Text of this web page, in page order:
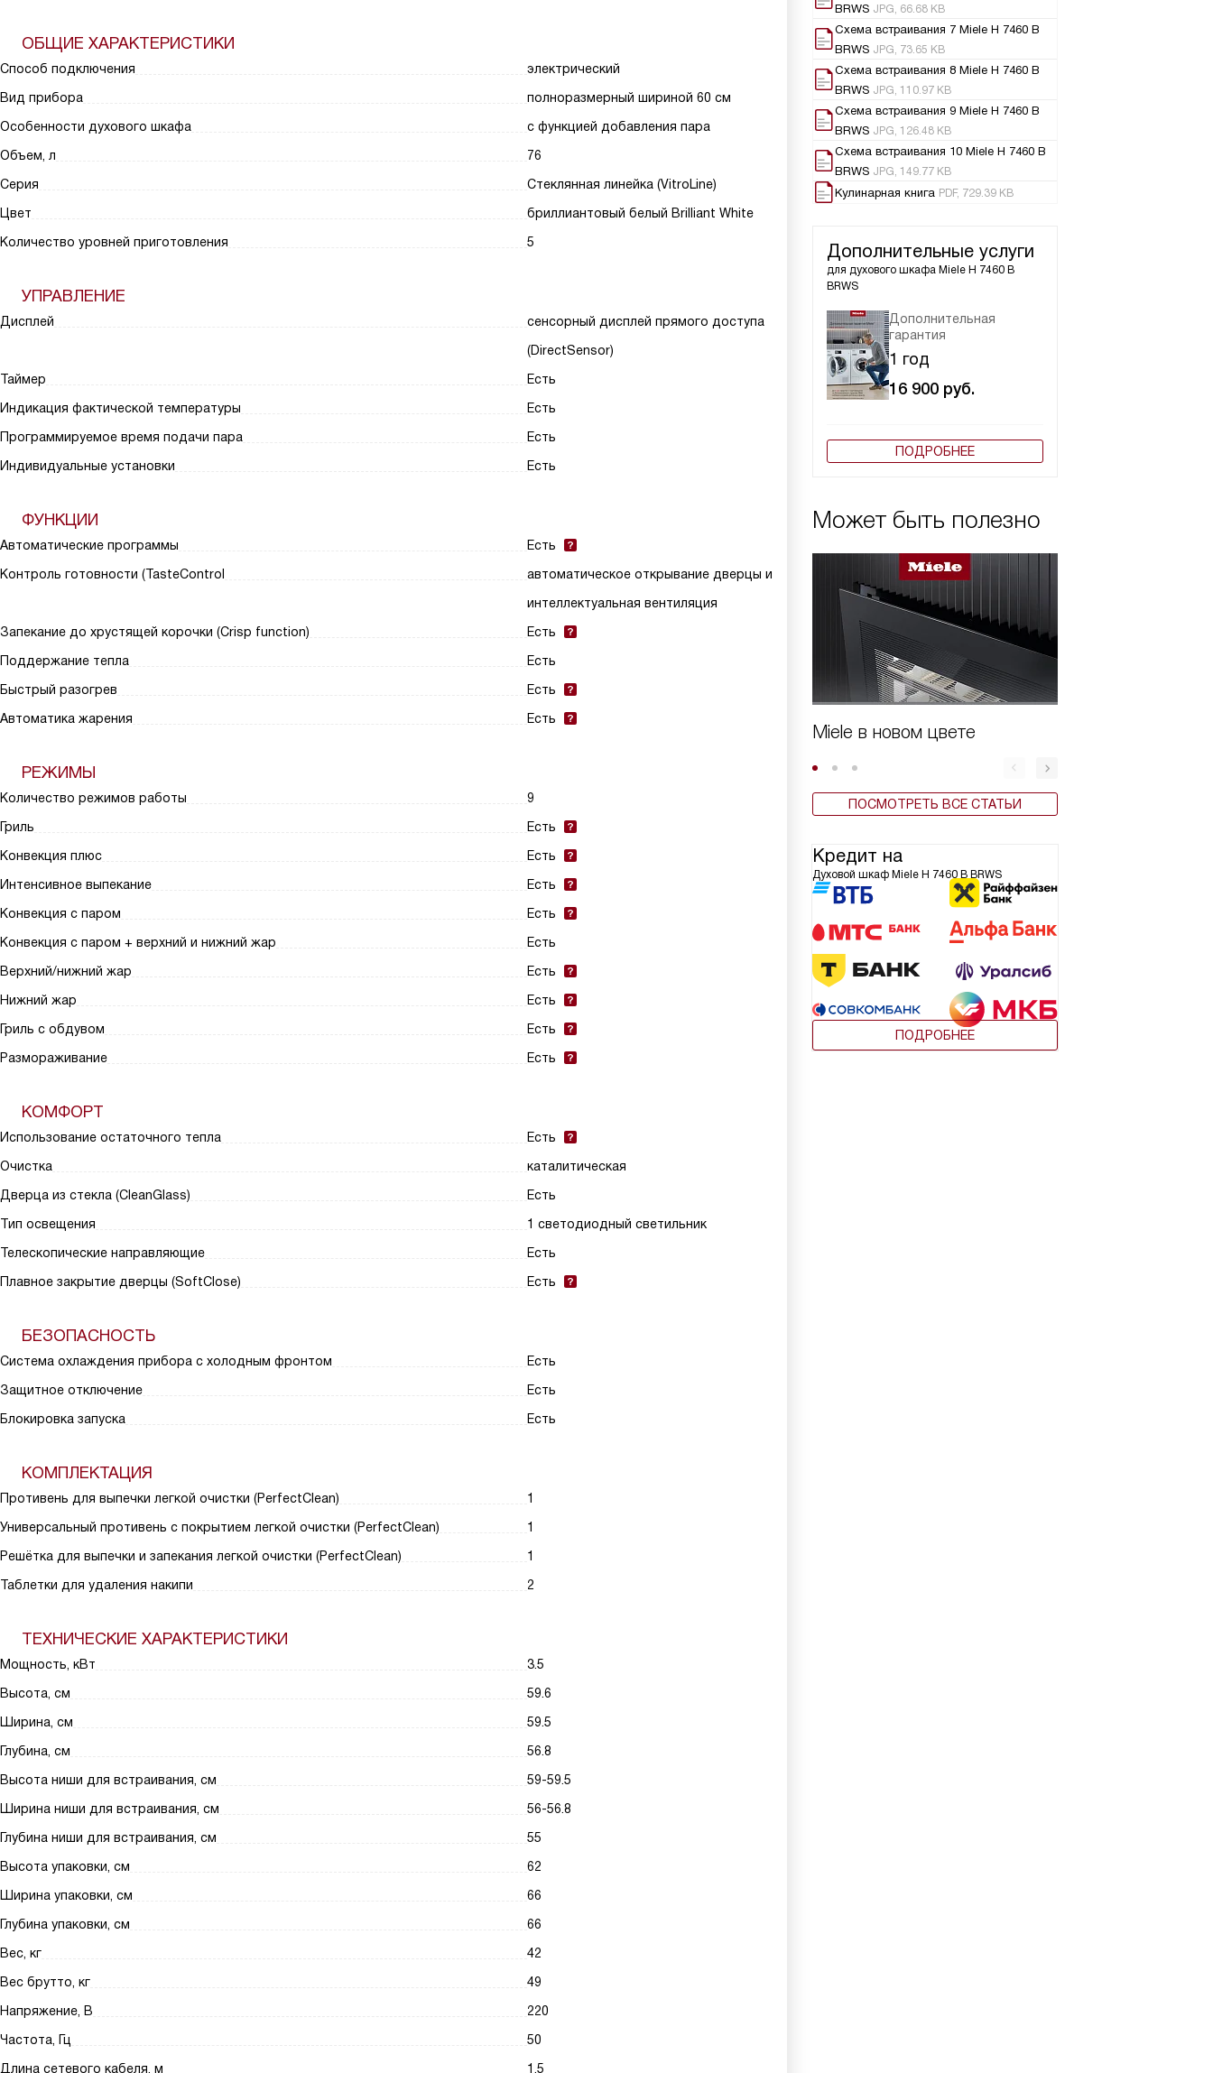
BRWS JPG, 66.68 KB
Схема встраивания 7 Miele H 7460 B
BRWS JPG, 73.65 KB
Схема встраивания 8 Miele H 7460 B
BRWS JPG, 110.97 KB
Схема встраивания 9 Miele H 7460 B
BRWS JPG, 126.48 KB
Схема встраивания 10 Miele H 7460 B
BRWS JPG, 149.77 KB
Кулинарная книга PDF, 729.39 KB
Дополнительные услуги
для духового шкафа Miele H 7460 B
BRWS
Дополнительная
гарантия
1 год
16 900 руб.
ПОДРОБНЕЕ
Может быть полезно
Miele в новом цвете
ПОСМОТРЕТЬ ВСЕ СТАТЬИ
Кредит на
Духовой шкаф Miele H 7460 B BRWS
ПОДРОБНЕЕ
ОБЩИЕ ХАРАКТЕРИСТИКИ
Способ подключения
электрический
Вид прибора
полноразмерный шириной 60 см
Особенности духового шкафа
с функцией добавления пара
Объем, л
76
Серия
Стеклянная линейка (VitroLine)
Цвет
бриллиантовый белый Brilliant White
Количество уровней приготовления
5
УПРАВЛЕНИЕ
Дисплей
сенсорный дисплей прямого доступа
(DirectSensor)
Таймер
Есть
Индикация фактической температуры
Есть
Программируемое время подачи пара
Есть
Индивидуальные установки
Есть
ФУНКЦИИ
Автоматические программы
Есть
Контроль готовности (TasteControl
автоматическое открывание дверцы и
интеллектуальная вентиляция
Запекание до хрустящей корочки (Crisp function)
Есть
Поддержание тепла
Есть
Быстрый разогрев
Есть
Автоматика жарения
Есть
РЕЖИМЫ
Количество режимов работы
9
Гриль
Есть
Конвекция плюс
Есть
Интенсивное выпекание
Есть
Конвекция с паром
Есть
Конвекция с паром + верхний и нижний жар
Есть
Верхний/нижний жар
Есть
Нижний жар
Есть
Гриль с обдувом
Есть
Размораживание
Есть
КОМФОРТ
Использование остаточного тепла
Есть
Очистка
каталитическая
Дверца из стекла (CleanGlass)
Есть
Тип освещения
1 светодиодный светильник
Телескопические направляющие
Есть
Плавное закрытие дверцы (SoftClose)
Есть
БЕЗОПАСНОСТЬ
Система охлаждения прибора с холодным фронтом
Есть
Защитное отключение
Есть
Блокировка запуска
Есть
КОМПЛЕКТАЦИЯ
Противень для выпечки легкой очистки (PerfectClean)
1
Универсальный противень с покрытием легкой очистки (PerfectClean)
1
Решётка для выпечки и запекания легкой очистки (PerfectClean)
1
Таблетки для удаления накипи
2
ТЕХНИЧЕСКИЕ ХАРАКТЕРИСТИКИ
Мощность, кВт
3.5
Высота, см
59.6
Ширина, см
59.5
Глубина, см
56.8
Высота ниши для встраивания, см
59-59.5
Ширина ниши для встраивания, см
56-56.8
Глубина ниши для встраивания, см
55
Высота упаковки, см
62
Ширина упаковки, см
66
Глубина упаковки, см
66
Вес, кг
42
Вес брутто, кг
49
Напряжение, В
220
Частота, Гц
50
Длина сетевого кабеля, м
1.5